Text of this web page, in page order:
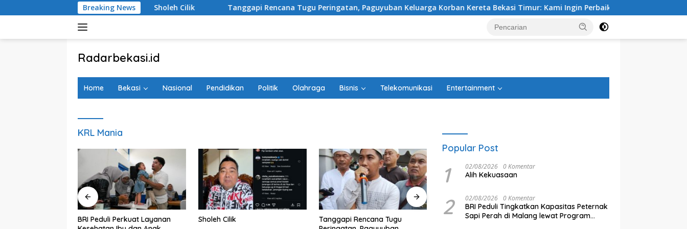
ke
Breaking News
Sholeh Cilik Tanggapi Rencana Tugu Peringatan, Paguyuban Keluarga Korban Kereta Bekasi Timur: Kami Ingin Perbaikan Sistem Keselamatan Lebih
Radarbekasi.id
Bekasi
Home Bekasi Nasional Pendidikan Politik Olahraga Bisnis Telekomunikasi Entertainment
KRL Mania
BRI Peduli Perkuat Layanan
Sholeh Cilik
Tanggapi Rencana Tugu
Debu Tegal Danas Cikarang
Ketua DPRD Kota Bekasi Sardi
Popular Post
1 02/08/2026 0 Komentar
Alih Kekuasaan
2 02/08/2026 0 Komentar
BRI Peduli Tingkatkan Kapasitas Peternak
Sapi Perah di Malang lewat Program